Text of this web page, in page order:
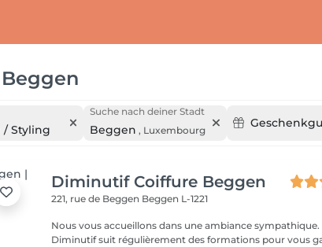
Beggen
/ Styling
Suche nach deiner Stadt
Beggen , Luxembourg
Diminutif Coiffure Beggen
221, rue de Beggen Beggen L-1221
Nous vous accueillons dans une ambiance
Diminutif suit régulièrement des formations pour vous